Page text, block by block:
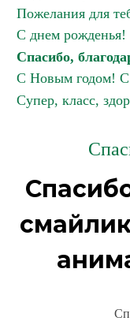
Пожелания для
С днем рожденья!
Спасибо,
С Новым годом! С
Супер, класс,